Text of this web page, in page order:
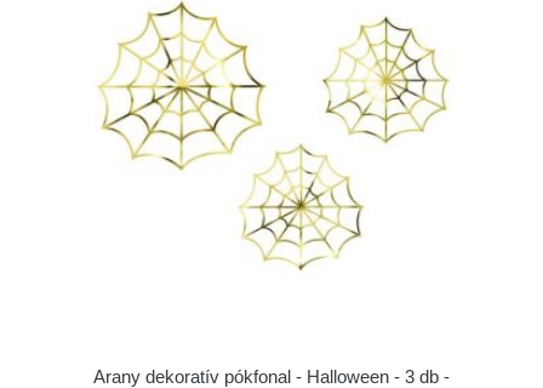
Arany dekoratív pókfonal - Halloween - 3 db -